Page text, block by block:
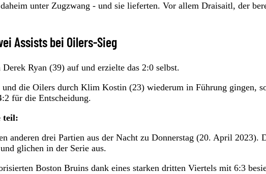
unter Zugzwang - und sie lieferten. Vor allem Draisaitl, der
Assists bei Oilers-Sieg
Ryan (39) auf und erzielte das 2:0 selbst.
die Oilers durch Klim Kostin (23) wiederum in Führung gingen,
für die Entscheidung.
teil:
anderen drei Partien aus der Nacht zu Donnerstag (20. April 2023).
glichen in der Serie aus.
Boston Bruins dank eines starken dritten Viertels mit 6:3